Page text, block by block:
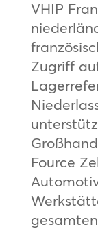
VHIP
Zugriff
Fource